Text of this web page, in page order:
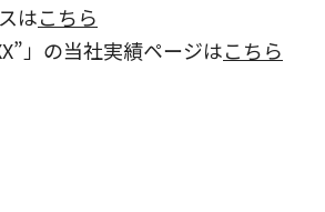
はこちら
」の当社実績ページはこちら